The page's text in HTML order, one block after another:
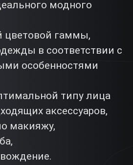
модного
цветовой гаммы,
в соответствии с
особенностями
типу лица
аксессуаров,
макияжу,